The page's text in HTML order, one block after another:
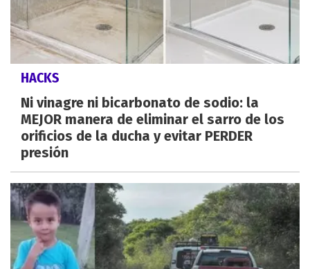
HACKS
Ni vinagre ni bicarbonato de sodio: la
MEJOR manera de eliminar el sarro de los
orificios de la ducha y evitar PERDER
presión